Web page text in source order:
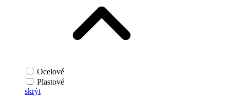
Ocelové
Plastové
skrýt